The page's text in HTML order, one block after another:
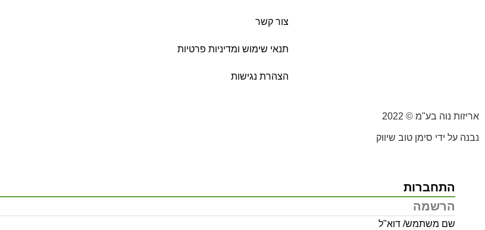
צור קשר
תנאי שימוש ומדיניות פרטיות
הצהרת נגישות
אריזות נוה בע"מ © 2022
נבנה על ידי סימן טוב שיווק
התחברות
הרשמה
שם משתמש/ דוא"ל